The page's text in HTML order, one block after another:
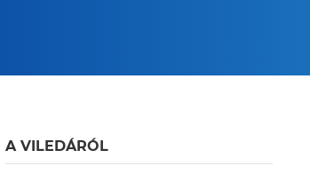
A VILEDÁRÓL